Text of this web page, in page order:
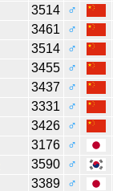
3514
♂
3461
♂
3514
♂
3455
♂
3437
♂
3331
♂
3426
♂
3176
♂
3590
♂
3389
♂